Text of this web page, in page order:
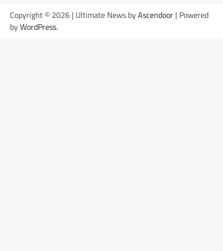
Copyright © 2026 | Ultimate News byAscendoor | Powered
byWordPress.